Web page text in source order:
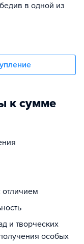
в одной из
к сумме
и творческих
особых